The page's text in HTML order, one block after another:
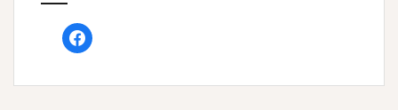
facebook